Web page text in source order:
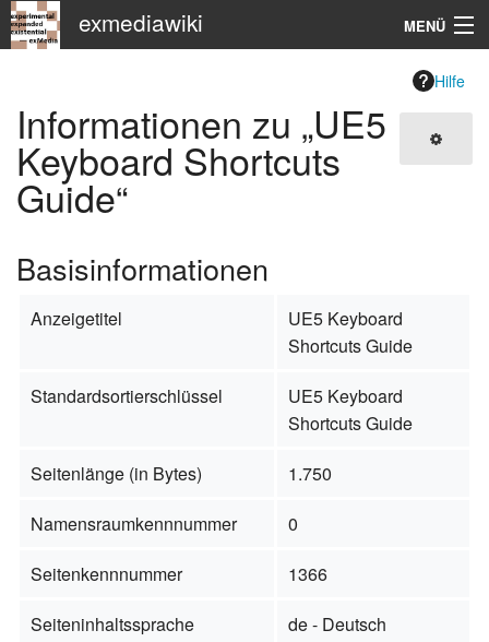
exmediawiki MENÜ
KHM
Hilfe
Informationen zu „UE5
Keyboard Shortcuts
Guide“
Basisinformationen
Anzeigetitel
UE5 Keyboard
Shortcuts Guide
Standardsortierschlüssel
UE5 Keyboard
Shortcuts Guide
Seitenlänge (in Bytes)
1.750
Namensraumkennnummer
0
Seitenkennnummer
1366
Seiteninhaltssprache
de - Deutsch